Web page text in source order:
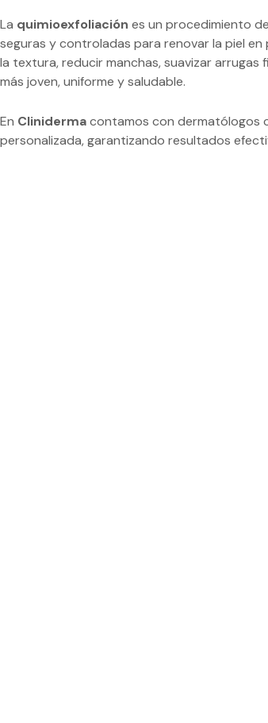
La quimioexfoliación es un procedimiento
seguras y controladas para renovar la piel
la textura, reducir manchas, suavizar arrugas
más joven, uniforme y saludable.
En Clinidermacontamos con dermatólogos
personalizada, garantizando resultados